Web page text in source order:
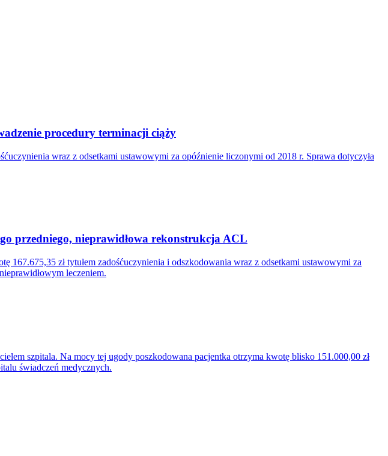
procedury terminacji ciąży
wraz z odsetkami ustawowymi za opóźnienie liczonymi od 2018 r. Sprawa dotyczyła
przedniego, nieprawidłowa rekonstrukcja ACL
167.675,35 zł tytułem zadośćuczynienia i odszkodowania wraz z odsetkami ustawowymi za
leczeniem.
szpitala. Na mocy tej ugody poszkodowana pacjentka otrzyma kwotę blisko 151.000,00 zł
świadczeń medycznych.